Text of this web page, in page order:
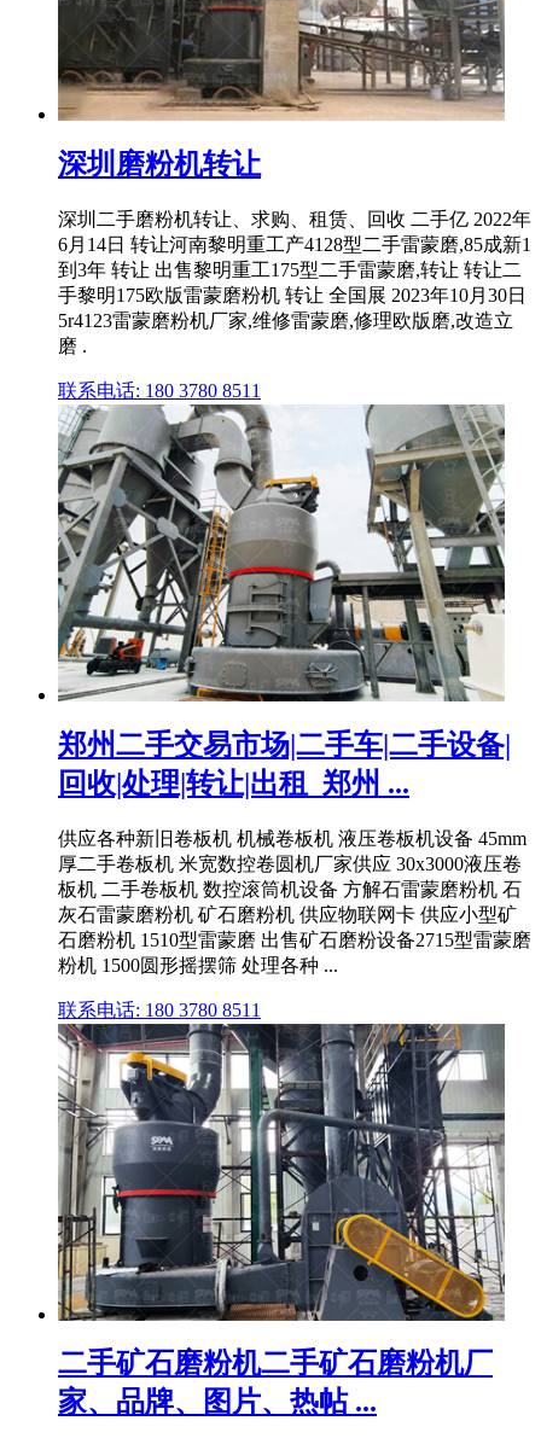
深圳磨粉机转让
深圳二手磨粉机转让、求购、租赁、回收 二手亿 2022年
6月14日 转让河南黎明重工产4128型二手雷蒙磨,85成新1
到3年 转让 出售黎明重工175型二手雷蒙磨,转让 转让二
手黎明175欧版雷蒙磨粉机 转让 全国展 2023年10月30日
5r4123雷蒙磨粉机厂家,维修雷蒙磨,修理欧版磨,改造立
磨 .
联系电话: 180 3780 8511
郑州二手交易市场|二手车|二手设备|
回收|处理|转让|出租_郑州 ...
供应各种新旧卷板机 机械卷板机 液压卷板机设备 45mm
厚二手卷板机 米宽数控卷圆机厂家供应 30x3000液压卷
板机 二手卷板机 数控滚筒机设备 方解石雷蒙磨粉机 石
灰石雷蒙磨粉机 矿石磨粉机 供应物联网卡 供应小型矿
石磨粉机 1510型雷蒙磨 出售矿石磨粉设备2715型雷蒙磨
粉机 1500圆形摇摆筛 处理各种 ...
联系电话: 180 3780 8511
二手矿石磨粉机二手矿石磨粉机厂
家、品牌、图片、热帖 ...